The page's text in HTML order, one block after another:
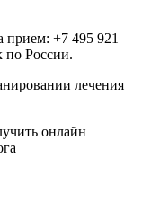
прием: +7 495 921
по России.
лечения
онлайн